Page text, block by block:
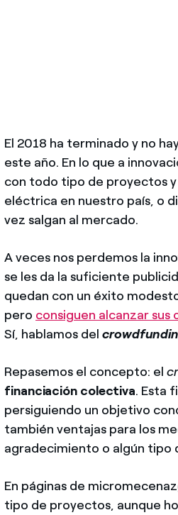
El 2018 ha terminado y no
este año. En lo que a
con todo tipo de proyectos y
eléctrica en nuestro país, o
vez salgan al mercado.
A veces nos perdemos la
se les da la suficiente
quedan con un éxito
pero consiguen alcanzar sus
Sí, hablamos del
Repasemos el concepto: el
financiación colectiva. Esta
persiguiendo un objetivo
también ventajas para los
agradecimiento o algún tipo
En páginas de
tipo de proyectos, aunque